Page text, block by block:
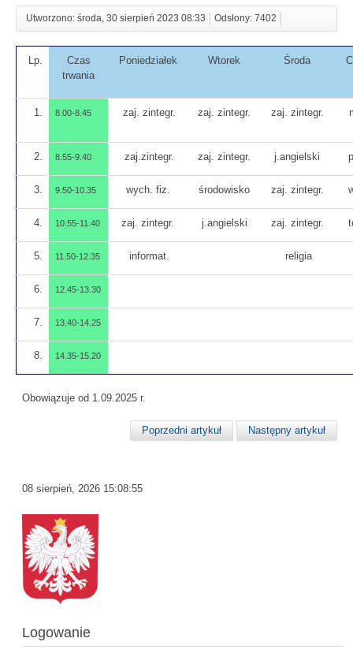
Utworzono: środa, 30 sierpień 2023 08:33 Odsłony: 7402
Lp.
Czas
trwania
Poniedziałek Wtorek Środa
1. 8.00-8.45 zaj. zintegr. zaj. zintegr. zaj. zintegr.
2. 8.55-9.40 zaj.zintegr. zaj. zintegr. j.angielski
3. 9.50-10.35 wych. fiz. środowisko zaj. zintegr.
4. 10.55-11.40 zaj. zintegr. j.angielski zaj. zintegr.
5. 11.50-12.35 informat. religia
6. 12.45-13.30
7. 13.40-14.25
8. 14.35-15.20
Obowiązuje od 1.09.2025 r.
Poprzedni artykuł Następny artykuł
08 sierpień, 2026 15:08:55
Logowanie